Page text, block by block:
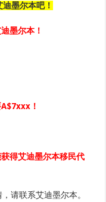
墨尔本吧！
墨尔本！
！
得艾迪墨尔本移民代
请联系艾迪墨尔本。